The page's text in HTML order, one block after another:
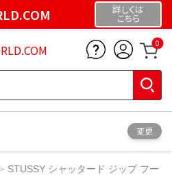
詳しくは
こちら
0
変更
STUSSY シャッタード ジップ フー